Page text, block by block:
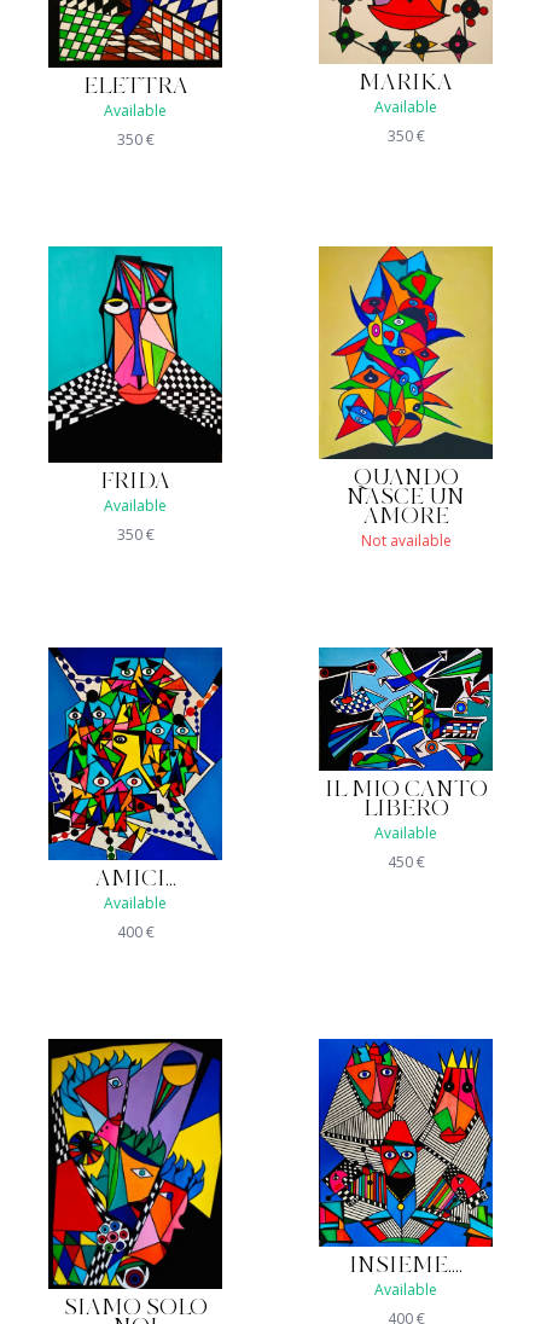
ELETTRA
Available
350€
MARIKA
Available
350€
FRIDA
Available
350€
QUANDO
NASCE UN
AMORE
Not available
AMICI...
Available
400€
IL MIO CANTO
LIBERO
Available
450€
SIAMO SOLO
INSIEME....
Available
400€